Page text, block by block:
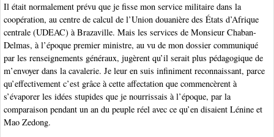
Il était normalement prévu que je fisse mon service militaire dans la
coopération, au centre de calcul de l’Union douanière des États d’Afrique
centrale (UDEAC) à Brazaville. Mais les services de Monsieur Chaban-
Delmas, à l’époque premier ministre, au vu de mon dossier communiqué
par les renseignements généraux, jugèrent qu’il serait plus pédagogique de
m’envoyer dans la cavalerie. Je leur en suis infiniment reconnaissant, parce
qu’effectivement c’est grâce à cette affectation que commencèrent à
s’évaporer les idées stupides que je nourrissais à l’époque, par la
comparaison pendant un an du peuple réel avec ce qu’en disaient Lénine et
Mao Zedong.